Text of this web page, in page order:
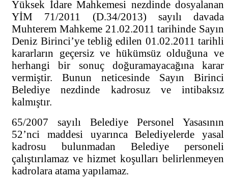
Yüksek İdare Mahkemesi nezdinde dosyalanan
YİM 71/2011 (D.34/2013) sayılı davada
Muhterem Mahkeme 21.02.2011 tarihinde Sayın
Deniz Birinci’ye tebliğ edilen 01.02.2011 tarihli
kararların geçersiz ve hükümsüz olduğuna ve
herhangi bir sonuç doğuramayacağına karar
vermiştir. Bunun neticesinde Sayın Birinci
Belediye nezdinde kadrosuz ve intibaksız
kalmıştır.
65/2007 sayılı Belediye Personel Yasasının
52’nci maddesi uyarınca Belediyelerde yasal
kadrosu bulunmadan Belediye personeli
çalıştırılamaz ve hizmet koşulları belirlenmeyen
kadrolara atama yapılamaz.